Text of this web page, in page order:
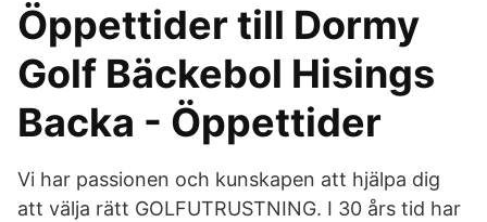
Öppettider till Dormy
Golf Bäckebol Hisings
Backa - Öppettider
Vi har passionen och kunskapen att hjälpa dig
att välja rätt GOLFUTRUSTNING. I 30 års tid har